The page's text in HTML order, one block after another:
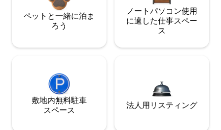
ペットと一緒に泊ま
ろう
ノートパソコン使用
に適した仕事スペー
ス
敷地内無料駐⁠車
ス⁠ペ⁠ー⁠ス
法人用リスティング